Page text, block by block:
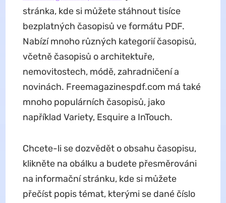
stránka, kde si můžete stáhnout tisíce
bezplatných časopisů ve formátu PDF.
Nabízí mnoho různých kategorií časopisů,
včetně časopisů o architektuře,
nemovitostech, módě, zahradničení a
novinách. Freemagazinespdf.com má také
mnoho populárních časopisů, jako
například Variety, Esquire a InTouch.
Chcete-li se dozvědět o obsahu časopisu,
klikněte na obálku a budete přesměrováni
na informační stránku, kde si můžete
přečíst popis témat, kterými se dané číslo